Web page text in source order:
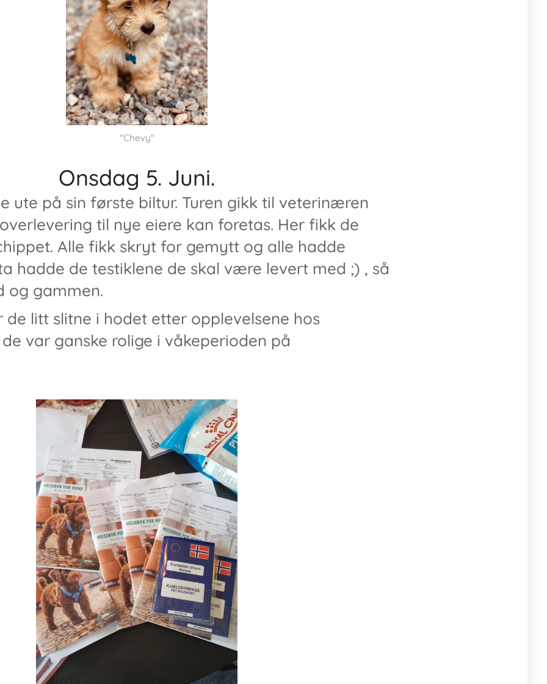
"Chevy"
Onsdag 5. Juni.
ute på sin første biltur. Turen gikk til veterinæren
til nye eiere kan foretas. Her fikk de
Alle fikk skryt for gemytt og alle hadde
hadde de testiklene de skal være levert med ;) , så
og gammen.
litt slitne i hodet etter opplevelsene hos
var ganske rolige i våkeperioden på